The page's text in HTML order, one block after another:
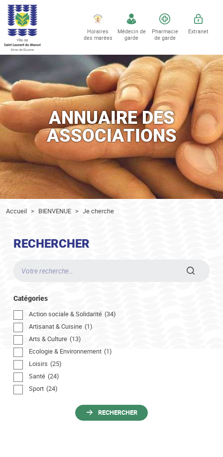
Accéder au contenu
Accéder au menu
Horaires
des marées
Médecin de
garde
Pharmacie
de garde
Extranet
ANNUAIRE DES
ASSOCIATIONS
Accueil BIENVENUE Je cherche
RECHERCHER
Catégories
Action sociale & Solidarité (34)
Artisanat & Cuisine (1)
Arts & Culture (13)
Ecologie & Environnement (1)
Loisirs (25)
Santé (24)
Sport (24)
RECHERCHER